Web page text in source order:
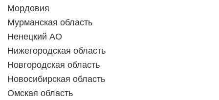
Мордовия
Мурманская область
Ненецкий АО
Нижегородская область
Новгородская область
Новосибирская область
Омская область